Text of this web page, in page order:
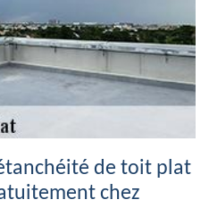
de toit plat
chez